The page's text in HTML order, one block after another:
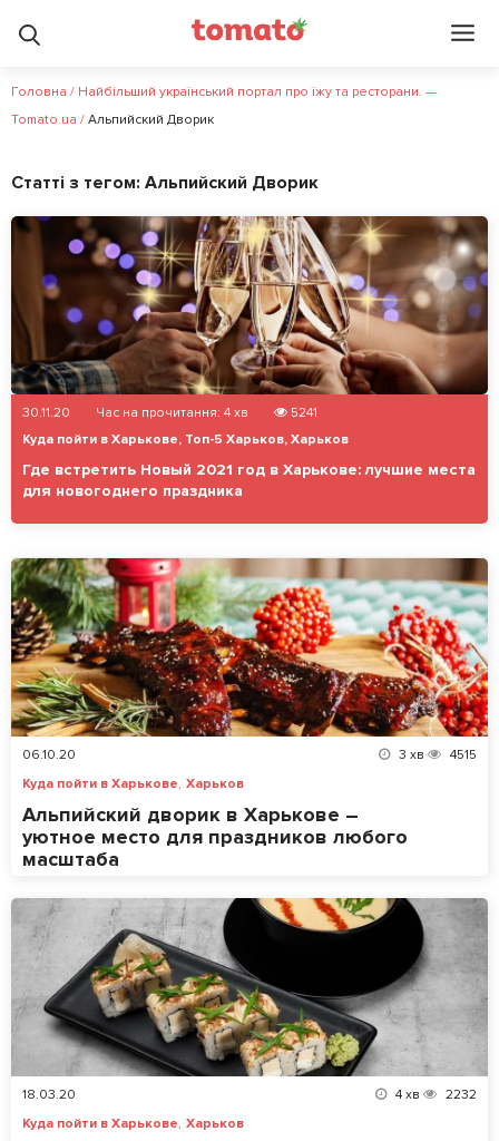
Головна / Найбільший український портал про їжу та ресторани. —
Tomato.ua / Альпийский Дворик
Статті з тегом: Альпийский Дворик
30.11.20 Час на прочитання: 4 хв
5241
Куда пойти в Харькове, Топ-5 Харьков, Харьков
Где встретить Новый 2021 год в Харькове: лучшие места
для новогоднего праздника
06.10.20 3 хв
4515
Куда пойти в Харькове, Харьков
Альпийский дворик в Харькове –
уютное место для праздников любого
масштаба
18.03.20 4 хв
2232
Куда пойти в Харькове, Харьков